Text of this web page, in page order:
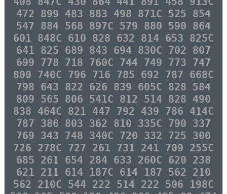
472 899 483 883 498 871C 525 854
547 884 568 897C 579 880 590 864
601 848C 610 828 632 814 653 825C
641 825 689 843 694 830C 702 807
699 778 718 760C 744 749 773 747
800 740C 796 716 785 692 787 668C
798 643 822 626 839 605C 828 584
809 565 806 541C 812 514 828 490
838 464C 821 447 792 439 786 414C
787 386 803 362 810 335C 790 337
769 343 748 340C 720 332 725 300
726 278C 727 261 731 241 709 255C
685 261 654 284 633 260C 620 238
621 211 614 187C 614 187 562 210
562 210C 544 222 514 222 506 198C